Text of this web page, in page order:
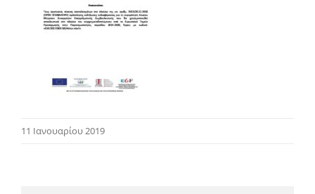
11 Ιανουαρίου 2019